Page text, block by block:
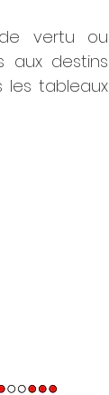
vertu ou
aux destins
les tableaux